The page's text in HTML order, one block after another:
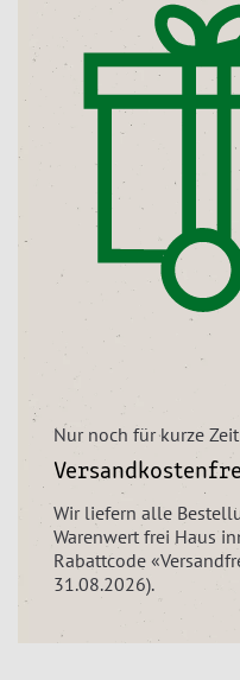
Nur noch für kurze
Wir liefern alle
Warenwert frei Haus
Rabattcode
31.08.2026).